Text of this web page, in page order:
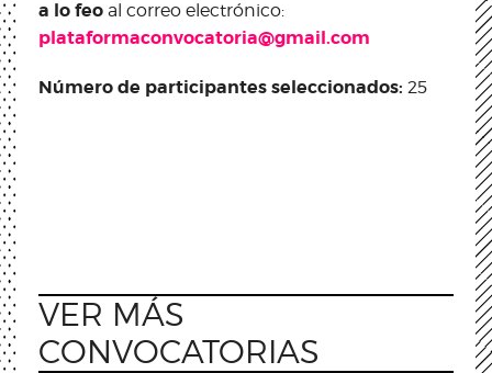
a lo feo al correo electrónico:
plataformaconvocatoria@gmail.com
Número de participantes seleccionados: 25
VER MÁS
CONVOCATORIAS